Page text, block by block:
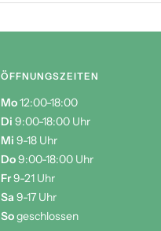
ÖFFNUNGSZEITEN
Mo12:00-18:00
Di 9:00-18:00 Uhr
Mi 9-18 Uhr
Do9:00-18:00 Uhr
Fr9-21 Uhr
Sa 9-17 Uhr
Sogeschlossen